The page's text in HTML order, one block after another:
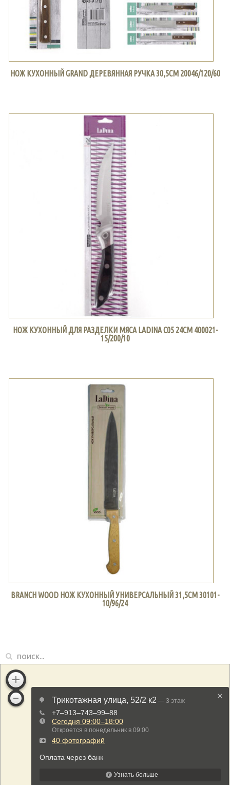
НОЖ КУХОННЫЙ GRAND ДЕРЕВЯННАЯ РУЧКА 30,5СМ 20046/120/60
НОЖ КУХОННЫЙ ДЛЯ РАЗДЕЛКИ МЯСА LADINA С05 24СМ 400021-
15/200/10
BRANCH WOOD НОЖ КУХОННЫЙ УНИВЕРСАЛЬНЫЙ 31,5СМ 30101-
10/96/24